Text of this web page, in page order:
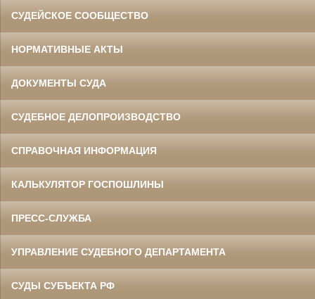
СУДЕЙСКОЕ СООБЩЕСТВО
НОРМАТИВНЫЕ АКТЫ
ДОКУМЕНТЫ СУДА
СУДЕБНОЕ ДЕЛОПРОИЗВОДСТВО
СПРАВОЧНАЯ ИНФОРМАЦИЯ
КАЛЬКУЛЯТОР ГОСПОШЛИНЫ
ПРЕСС-СЛУЖБА
УПРАВЛЕНИЕ СУДЕБНОГО ДЕПАРТАМЕНТА
СУДЫ СУБЪЕКТА РФ